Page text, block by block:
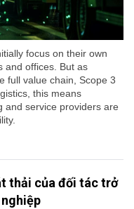
focus on their own
and offices. But as
full value chain, Scope 3
this means
and service providers are
thải của đối tác trở